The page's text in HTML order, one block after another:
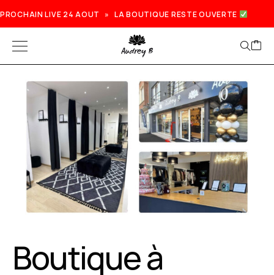
PROCHAIN LIVE 24 AOUT » LA BOUTIQUE RESTE OUVERTE
Boutique à